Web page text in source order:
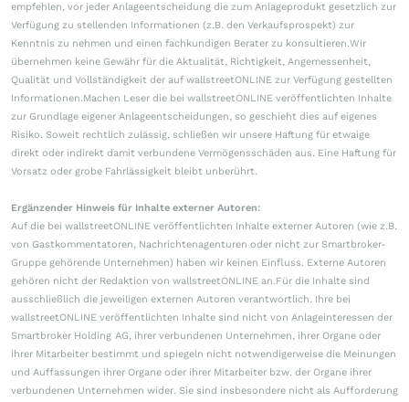
empfehlen, vor jeder Anlageentscheidung die zum Anlageprodukt gesetzlich zur
Verfügung zu stellenden Informationen (z.B. den Verkaufsprospekt) zur
Kenntnis zu nehmen und einen fachkundigen Berater zu konsultieren.Wir
übernehmen keine Gewähr für die Aktualität, Richtigkeit, Angemessenheit,
Qualität und Vollständigkeit der auf wallstreetONLINE zur Verfügung gestellten
Informationen.Machen Leser die bei wallstreetONLINE veröffentlichten Inhalte
zur Grundlage eigener Anlageentscheidungen, so geschieht dies auf eigenes
Risiko. Soweit rechtlich zulässig, schließen wir unsere Haftung für etwaige
direkt oder indirekt damit verbundene Vermögensschäden aus. Eine Haftung für
Vorsatz oder grobe Fahrlässigkeit bleibt unberührt.
Ergänzender Hinweis für Inhalte externer Autoren:
Auf die bei wallstreetONLINE veröffentlichten Inhalte externer Autoren (wie z.B.
von Gastkommentatoren, Nachrichtenagenturen oder nicht zur Smartbroker-
Gruppe gehörende Unternehmen) haben wir keinen Einfluss. Externe Autoren
gehören nicht der Redaktion von wallstreetONLINE an.Für die Inhalte sind
ausschließlich die jeweiligen externen Autoren verantwortlich. Ihre bei
wallstreetONLINE veröffentlichten Inhalte sind nicht von Anlageinteressen der
Smartbroker Holding AG, ihrer verbundenen Unternehmen, ihrer Organe oder
ihrer Mitarbeiter bestimmt und spiegeln nicht notwendigerweise die Meinungen
und Auffassungen ihrer Organe oder ihrer Mitarbeiter bzw. der Organe ihrer
verbundenen Unternehmen wider. Sie sind insbesondere nicht als Aufforderung